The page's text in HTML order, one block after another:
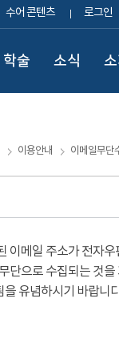
수어 콘텐츠 로그인
학술 소식
이용안내 이메일무단
이메일 주소가 전자
단으로 수집되는 것
유념하시기 바랍니